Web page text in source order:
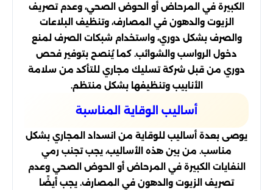
الكبيرة في المرحاض أو الحوض الصحي، وعدم تصريف
الزيوت والدهون في المصارف، وتنظيف البلاعات
والصرف بشكل دوري، واستخدام شبكات الصرف لمنع
دخول الرواسب والشوائب. كما يُنصح بتوفير فحص
دوري من قبل شركة تسليك مجاري للتأكد من سلامة
الأنابيب وتنظيفها بشكل منتظم.
أساليب الوقاية المناسبة
يوصى بعدة أساليب للوقاية من انسداد المجاري بشكل
مناسب. من بين هذه الأساليب، يجب تجنب رمي
النفايات الكبيرة في المرحاض أو الحوض الصحي وعدم
تصريف الزيوت والدهون في المصارف. يجب أيضًا